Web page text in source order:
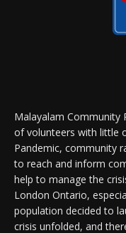
Malayalam Community
of volunteers with little
Pandemic, community
to reach and inform
help to manage the
London Ontario,
population decided to
crisis unfolded, and